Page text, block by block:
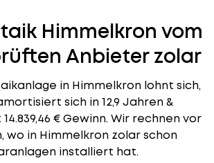
Himmelkron vom
Anbieter zolar
in Himmelkron lohnt sich,
sich in 12,9 Jahren &
€ Gewinn. Wir rechnen vor
wo in Himmelkron zolar schon
installiert hat.